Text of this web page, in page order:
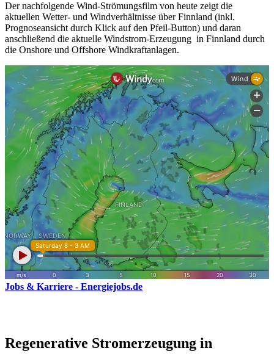
Der nachfolgende Wind-Strömungsfilm von heute zeigt die
aktuellen Wetter- und Windverhältnisse über Finnland (inkl.
Prognoseansicht durch Klick auf den Pfeil-Button) und daran
anschließend die aktuelle Windstrom-Erzeugung in Finnland durch
die Onshore und Offshore Windkraftanlagen.
Jobs & Karriere - Energiejobs.de
Regenerative Stromerzeugung in